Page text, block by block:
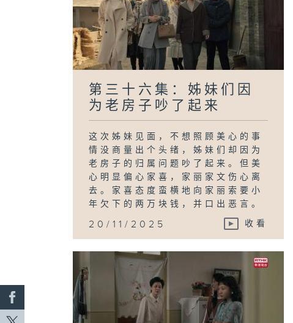
第三十六集：姊妹们因
为老房子吵了起来
这次姊妹见面，不想照顾美心的事
情没商量出个头绪，姊妹们却因为
老房子的归属问题吵了起来。但美
心明显偏心家喜，家丽家文伤心离
去。家喜态度蛮横地向家丽索要小
年欠下的两万块钱，并口出恶言。
20/11/2025 收看